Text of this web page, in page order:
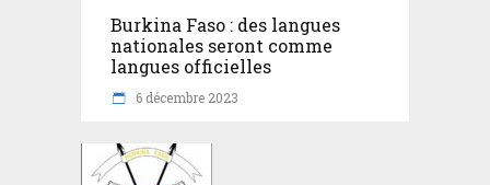
Burkina Faso : des langues
nationales seront comme
langues officielles
6 décembre 2023